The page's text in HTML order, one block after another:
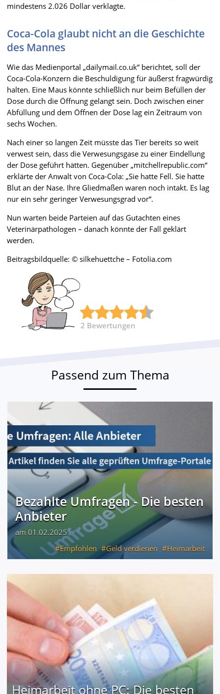
mindestens 2.026 Dollar verklagte.
Coca-Cola glaubt nicht an die Geschichte
des Mannes
Wie das Medienportal „dailymail.co.uk“ berichtet, soll der
Coca-Cola-Konzern die Beschuldigung für äußerst fragwürdig
halten. Eine Maus könnte schließlich nur beim Befüllen der
Dose durch die Öffnung gelangt sein. Doch zwischen einer
Abfüllung und dem Öffnen der Dose lag ein Zeitraum von
sechs Wochen.
Nach einer so langen Zeit müsste das Tier bereits so weit
verwest sein, dass die Verwesungsgase zu einer Eindellung
der Dose geführt hätten. Gegenüber „mitchellrepublic.com“
erklärte der Anwalt von Coca-Cola: „Sie hatte Fell. Sie hatte
Blut an der Nase. Ihre Gliedmaßen waren noch intakt. Es lag
nur ein sehr geringer Verwesungsgrad vor“.
Nun warten beide Parteien auf das Gutachten eines
Veterinärpathologen – danach könnte der Fall geklärt
werden.
Beitragsbildquelle: © silkehuettche – Fotolia.com
2 Bewertungen
Passend zum Thema
Bezahlte Umfragen - Die besten
Anbieter
am 01.02.2025
Empfohlen
Geld verdienen Heimarbeit
Heimarbeit ohne PC: Die besten